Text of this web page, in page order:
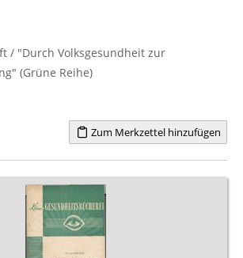
/ "Durch Volksgesundheit zur
(Grüne Reihe)
Zum Merkzettel hinzufügen